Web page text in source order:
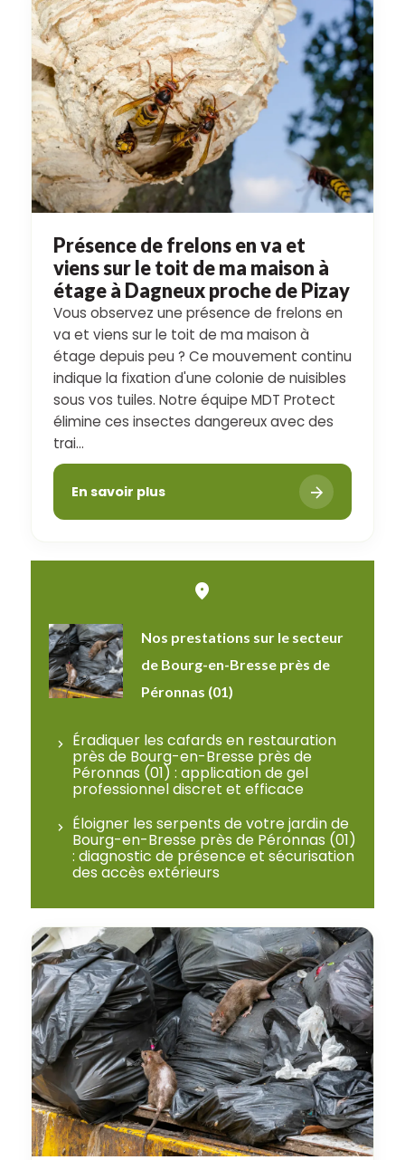
Présence de frelons en va et
viens sur le toit de ma maison à
étage à Dagneux proche de Pizay
Vous observez une présence de frelons en
va et viens sur le toit de ma maison à
étage depuis peu ? Ce mouvement continu
indique la fixation d'une colonie de nuisibles
sous vos tuiles. Notre équipe MDT Protect
élimine ces insectes dangereux avec des
trai...
En savoir plus
Nos prestations sur le secteur
de Bourg-en-Bresse près de
Péronnas (01)
Éradiquer les cafards en restauration
près de Bourg-en-Bresse près de
Péronnas (01) : application de gel
professionnel discret et efficace
Éloigner les serpents de votre jardin de
Bourg-en-Bresse près de Péronnas (01)
: diagnostic de présence et sécurisation
des accès extérieurs